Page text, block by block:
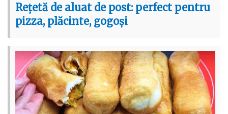
Rețetă de aluat de post: perfect pentru
pizza, plăcinte, gogoși